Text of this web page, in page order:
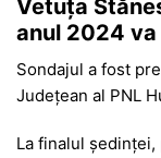
Vetuța
anul 2024 va
Sondajul a fost
Județean al PNL
La finalul